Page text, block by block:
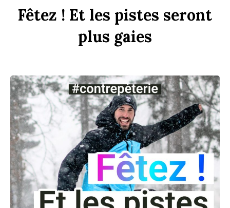
Fêtez ! Et les pistes seront
plus gaies